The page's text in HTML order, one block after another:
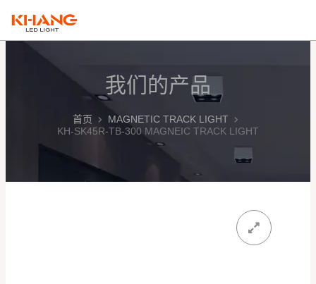
我们的产品
首页
MAGNETIC TRACK LIGHT
KH-SK45R-TB-300 MAGNEIC TRACK LIGHT